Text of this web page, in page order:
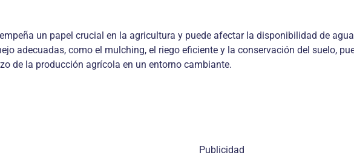
un papel crucial en la agricultura y puede afectar la disponibilidad de
adecuadas, como el mulching, el riego eficiente y la conservación del suelo,
de la producción agrícola en un entorno cambiante.
Publicidad